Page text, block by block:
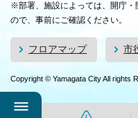
※部署、施設によっては、開庁・
ので、事前にご確認ください。
フロアマップ 市
Copyright © Yamagata City All rights